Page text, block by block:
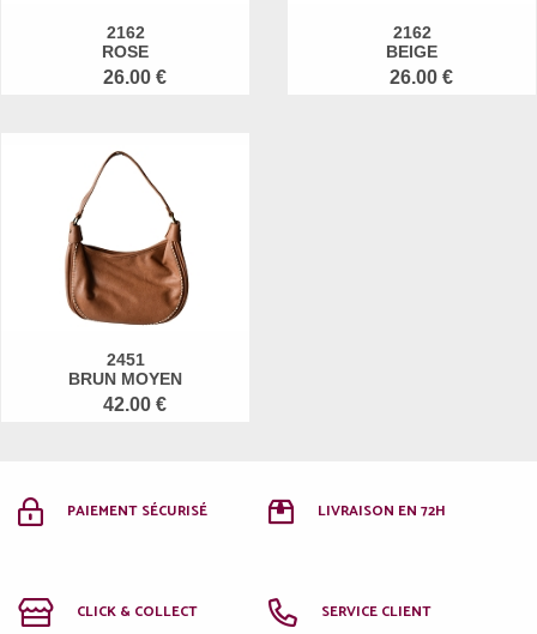
2162
ROSE
26.00 €
2162
BEIGE
26.00 €
2451
BRUN MOYEN
42.00 €
PAIEMENT SÉCURISÉ LIVRAISON EN 72H
CLICK & COLLECT SERVICE CLIENT